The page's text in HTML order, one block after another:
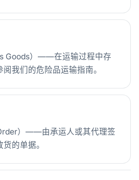
Goods）——在运输过程中存
我们的危险品运输指南。
）——由承运人或其代理签
的单据。